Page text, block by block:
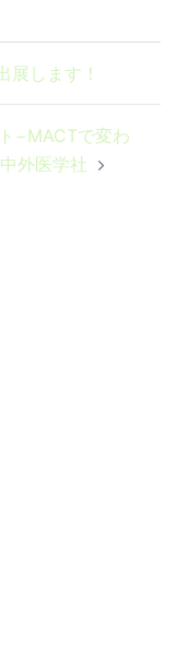
展します！
−MACTで変わ
外医学社